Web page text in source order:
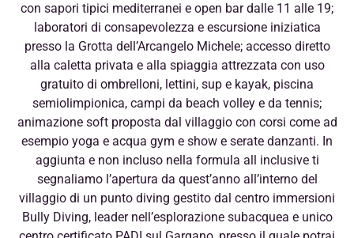
con sapori tipici mediterranei e open bar dalle 11 alle 19;
laboratori di consapevolezza e escursione iniziatica
presso la Grotta dell’Arcangelo Michele; accesso diretto
alla caletta privata e alla spiaggia attrezzata con uso
gratuito di ombrelloni, lettini, sup e kayak, piscina
semiolimpionica, campi da beach volley e da tennis;
animazione soft proposta dal villaggio con corsi come ad
esempio yoga e acqua gym e show e serate danzanti. In
aggiunta e non incluso nella formula all inclusive ti
segnaliamo l’apertura da quest’anno all’interno del
villaggio di un punto diving gestito dal centro immersioni
Bully Diving, leader nell’esplorazione subacquea e unico